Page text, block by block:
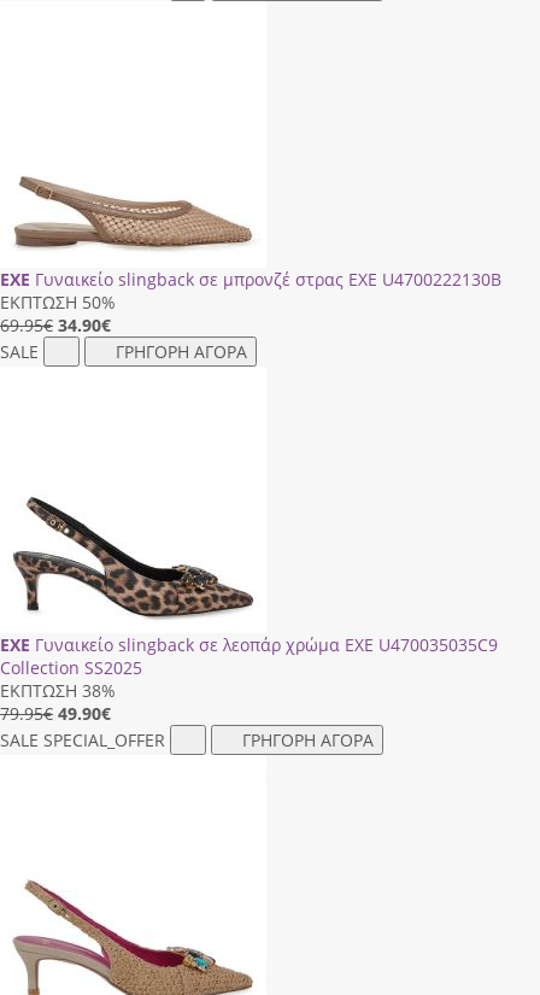
EXE Γυναικείο slingback σε μπρονζέ στρας EXE U4700222130B
ΕΚΠΤΩΣΗ 50%
69.95€ 34.90€
SALE
ΓΡΗΓΟΡΗ ΑΓΟΡΑ
EXE Γυναικείο slingback σε λεοπάρ χρώμα EXE U470035035C9
Collection SS2025
ΕΚΠΤΩΣΗ 38%
79.95€ 49.90€
SALE SPECIAL_OFFER ΓΡΗΓΟΡΗ ΑΓΟΡΑ